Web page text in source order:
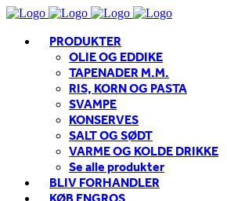
PRODUKTER
OLIE OG EDDIKE
TAPENADER M.M.
RIS, KORN OG PASTA
SVAMPE
KONSERVES
SALT OG SØDT
VARME OG KOLDE DRIKKE
Se alle produkter
BLIV FORHANDLER
KØB ENGROS